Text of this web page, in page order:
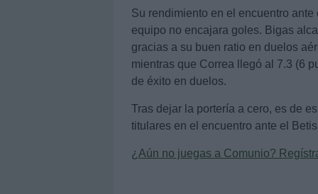
Su rendimiento en el encuentro
equipo no encajara goles. Bigas
gracias a su buen ratio en duelos
mientras que Correa llegó al 7.3 (6
de éxito en duelos.
Tras dejar la portería a cero, es de
titulares en el encuentro ante el
¿Aún no juegas a Comunio?